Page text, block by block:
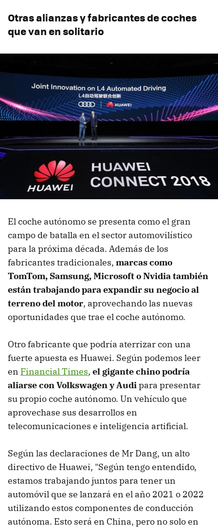
Otras alianzas y fabricantes de coches
que van en solitario
El coche autónomo se presenta como el gran
campo de batalla en el sector automovilístico
para la próxima década. Además de los
fabricantes tradicionales, marcas como
TomTom, Samsung, Microsoft o Nvidia también
están trabajando para expandir su negocio al
terreno del motor, aprovechando las nuevas
oportunidades que trae el coche autónomo.
Otro fabricante que podría aterrizar con una
fuerte apuesta es Huawei. Según podemos leer
en Financial Times, el gigante chino podría
aliarse con Volkswagen y Audipara presentar
su propio coche autónomo. Un vehículo que
aprovechase sus desarrollos en
telecomunicaciones e inteligencia artificial.
Según las declaraciones de Mr Dang, un alto
directivo de Huawei, "Según tengo entendido,
estamos trabajando juntos para tener un
automóvil que se lanzará en el año 2021 o 2022
utilizando estos componentes de conducción
autónoma. Esto será en China, pero no solo en